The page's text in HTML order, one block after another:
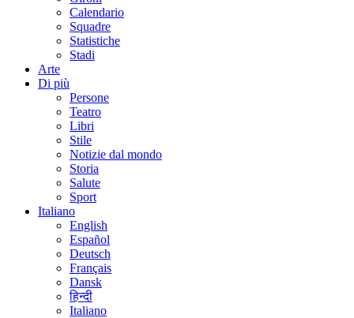
Calendario
Squadre
Statistiche
Stadi
Arte
Di più
Persone
Teatro
Libri
Stile
Notizie dal mondo
Storia
Salute
Sport
Italiano
English
Español
Deutsch
Français
Dansk
हिन्दी
Italiano